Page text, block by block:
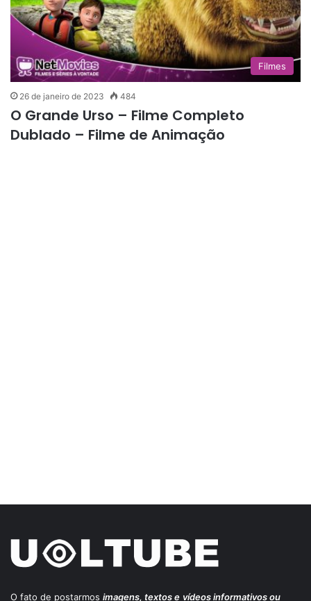
Filmes
26 de janeiro de 2023 484
O Grande Urso – Filme Completo
Dublado – Filme de Animação
O fato de postarmos imagens, textos e vídeos informativos ou